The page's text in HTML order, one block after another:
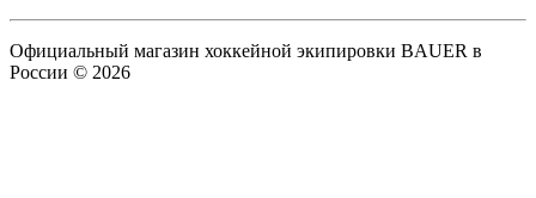
Официальный магазин хоккейной экипировки BAUER в
России © 2026